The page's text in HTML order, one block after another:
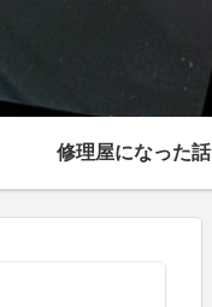
修理屋になった話